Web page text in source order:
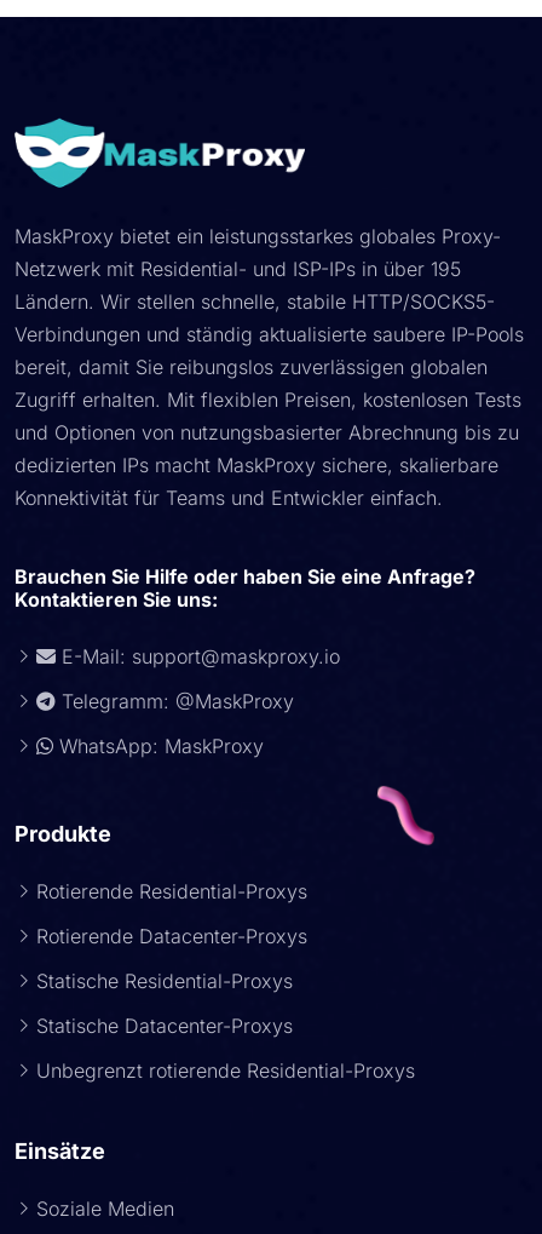
MaskProxy bietet ein leistungsstarkes globales Proxy-
Netzwerk mit Residential- und ISP-IPs in über 195
Ländern. Wir stellen schnelle, stabile HTTP/SOCKS5-
Verbindungen und ständig aktualisierte saubere IP-Pools
bereit, damit Sie reibungslos zuverlässigen globalen
Zugriff erhalten. Mit flexiblen Preisen, kostenlosen Tests
und Optionen von nutzungsbasierter Abrechnung bis zu
dedizierten IPs macht MaskProxy sichere, skalierbare
Konnektivität für Teams und Entwickler einfach.
Brauchen Sie Hilfe oder haben Sie eine Anfrage?
Kontaktieren Sie uns:
E-Mail: support@maskproxy.io
Telegramm: @MaskProxy
WhatsApp: MaskProxy
Produkte
Rotierende Residential-Proxys
Rotierende Datacenter-Proxys
Statische Residential-Proxys
Statische Datacenter-Proxys
Unbegrenzt rotierende Residential-Proxys
Einsätze
Soziale Medien